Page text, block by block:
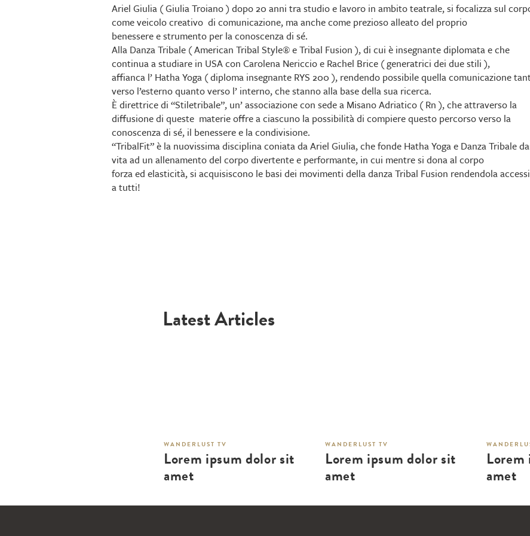
Ariel Giulia ( Giulia Troiano ) dopo 20 anni tra studio e lavoro in ambito teatrale, si focalizza sul
come veicolo creativo di comunicazione, ma anche come prezioso alleato del proprio
benessere e strumento per la conoscenza di sé.
Alla Danza Tribale ( American Tribal Style® e Tribal Fusion ), di cui è insegnante diplomata e che
continua a studiare in USA con Carolena Nericcio e Rachel Brice ( generatrici dei due stili ),
affianca l’ Hatha Yoga ( diploma insegnante RYS 200 ), rendendo possibile quella comunicazione
verso l’esterno quanto verso l’ interno, che stanno alla base della sua ricerca.
È direttrice di “Stiletribale”, un’ associazione con sede a Misano Adriatico ( Rn ), che attraverso la
diffusione di queste materie offre a ciascuno la possibilità di compiere questo percorso verso la
conoscenza di sé, il benessere e la condivisione.
“TribalFit” è la nuovissima disciplina coniata da Ariel Giulia, che fonde Hatha Yoga e Danza Tribale
vita ad un allenamento del corpo divertente e performante, in cui mentre si dona al corpo
forza ed elasticità, si acquisiscono le basi dei movimenti della danza Tribal Fusion rendendola
a tutti!
Latest Articles
WANDERLUST TV
Lorem ipsum dolor sit
amet
WANDERLUST TV
Lorem ipsum dolor sit
amet amet